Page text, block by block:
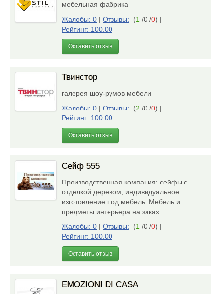
мебельная фабрика
Жалобы: 0 | Отзывы: (1 /0 /0) |
Рейтинг: 100.00
Оставить отзыв
Твинстор
галерея шоу-румов мебели
Жалобы: 0 | Отзывы: (2 /0 /0) |
Рейтинг: 100.00
Оставить отзыв
Сейф 555
Производственная компания: сейфы с
отделкой деревом, индивидуальное
изготовление под мебель. Мебель и
предметы интерьера на заказ.
Жалобы: 0 | Отзывы: (1 /0 /0) |
Рейтинг: 100.00
Оставить отзыв
EMOZIONI DI CASA